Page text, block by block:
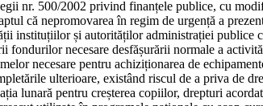
nr. 500/2002 privind finanțele publice, cu
că nepromovarea în regim de urgență a
instituțiilor și autorităților administrației
fondurilor necesare desfășurării normale a
necesare pentru achiziționarea de
ulterioare, existând riscul de a priva de
lunară pentru creșterea copiilor, drepturi